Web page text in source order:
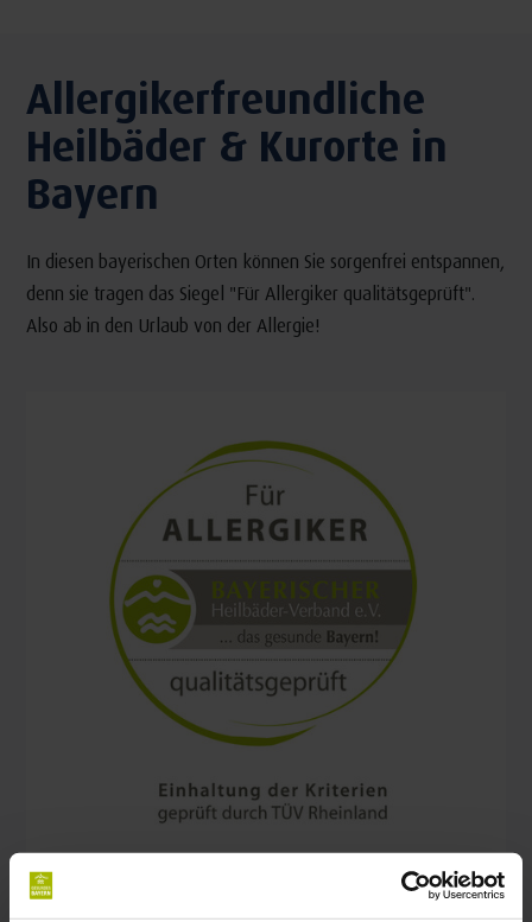
Allergikerfreundliche
Heilbäder & Kurorte in
Bayern
In diesen bayerischen Orten können Sie sorgenfrei entspannen,
denn sie tragen das Siegel "Für Allergiker qualitätsgeprüft".
Also ab in den Urlaub von der Allergie!